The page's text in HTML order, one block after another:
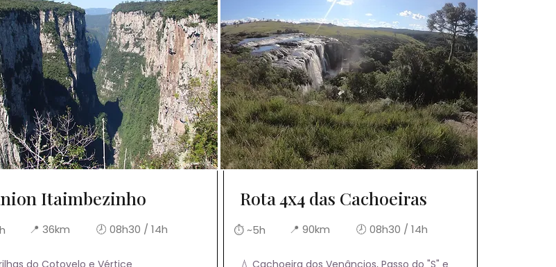
Itaimbezinho
📍 36km 🕗 08h30 / 14h
do Cotovelo e Vértice
Rota 4x4 das Cachoeiras
⏱ ~5h 📍 90km 🕗 08h30 / 14h
💧 Cachoeira dos Venâncios, Passo do "S" e